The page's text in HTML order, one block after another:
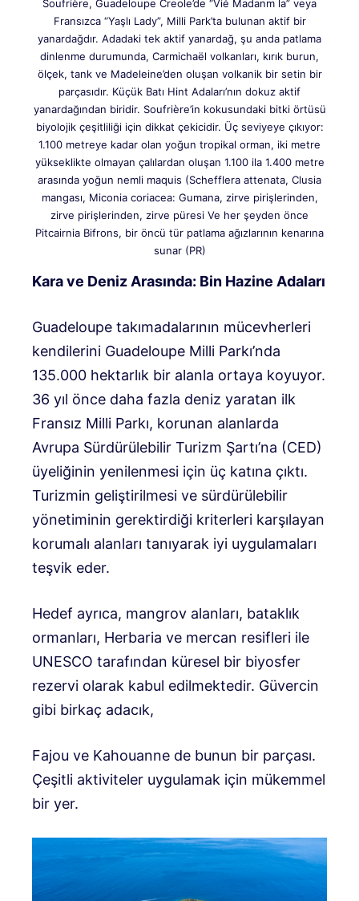
Soufrière, Guadeloupe Creole’de “Vié Madanm la” veya
Fransızca “Yaşlı Lady”, Milli Park’ta bulunan aktif bir
yanardağdır. Adadaki tek aktif yanardağ, şu anda patlama
dinlenme durumunda, Carmichaël volkanları, kırık burun,
ölçek, tank ve Madeleine’den oluşan volkanik bir setin bir
parçasıdır. Küçük Batı Hint Adaları’nın dokuz aktif
yanardağından biridir. Soufrière’in kokusundaki bitki örtüsü
biyolojik çeşitliliği için dikkat çekicidir. Üç seviyeye çıkıyor:
1.100 metreye kadar olan yoğun tropikal orman, iki metre
yükseklikte olmayan çalılardan oluşan 1.100 ila 1.400 metre
arasında yoğun nemli maquis (Schefflera attenata, Clusia
mangası, Miconia coriacea: Gumana, zirve pirişlerinden,
zirve pirişlerinden, zirve püresi Ve her şeyden önce
Pitcairnia Bifrons, bir öncü tür patlama ağızlarının kenarına
sunar (PR)
Kara ve Deniz Arasında: Bin Hazine Adaları
Guadeloupe takımadalarının mücevherleri
kendilerini Guadeloupe Milli Parkı’nda
135.000 hektarlık bir alanla ortaya koyuyor.
36 yıl önce daha fazla deniz yaratan ilk
Fransız Milli Parkı, korunan alanlarda
Avrupa Sürdürülebilir Turizm Şartı’na (CED)
üyeliğinin yenilenmesi için üç katına çıktı.
Turizmin geliştirilmesi ve sürdürülebilir
yönetiminin gerektirdiği kriterleri karşılayan
korumalı alanları tanıyarak iyi uygulamaları
teşvik eder.
Hedef ayrıca, mangrov alanları, bataklık
ormanları, Herbaria ve mercan resifleri ile
UNESCO tarafından küresel bir biyosfer
rezervi olarak kabul edilmektedir. Güvercin
gibi birkaç adacık,
Fajou ve Kahouanne de bunun bir parçası.
Çeşitli aktiviteler uygulamak için mükemmel
bir yer.